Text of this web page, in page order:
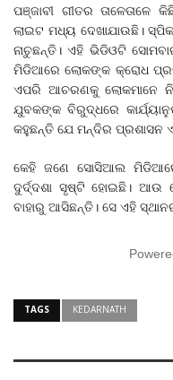
ପଞ୍ଜାବୀ ଗୀତର ତାଳେତାଳେ
ଲାଇଟ ମଧ୍ୟ ଦେଖାଯାଉଛି।
ନାଚୁଛନ୍ତି। ଏହି ଭିଡିଓଟି
ମିଡିଆରେ ଲୋକଙ୍କ କ୍ରୋଧ
ଏପରି ଆଚରଣକୁ ଲୋକମାନେ
ଯୁବକଙ୍କ ବିରୁଦ୍ଧରେ
କହୁଛନ୍ତି ଯେ ମନ୍ଦିର ପ୍ରଶାସନ
କେହି ଜଣେ ସୋସିଆଲ
ଦୁର୍ଦ୍ଦଶା ସୃଷ୍ଟି ହୋଇଛି। ଆଉ
ବାହାରୁ ଆସିଛନ୍ତି। ସେ ଏହି
TAGS KEDARNATH